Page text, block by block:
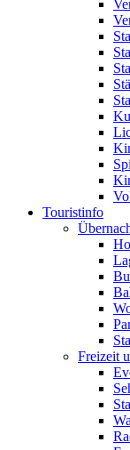
Touristinfo
Freizeit